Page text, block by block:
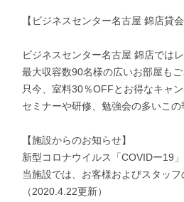
【ビジネスセンター名古屋 錦店貸
ビジネスセンター名古屋 錦店では
最大収容数90名様の広いお部屋も
只今、室料30％OFFとお得なキャ
セミナーや研修、勉強会の多いこ
【施設からのお知らせ】
新型コロナウイルス「COVIDー19
当施設では、お客様およびスタッ
（2020.4.22更新）